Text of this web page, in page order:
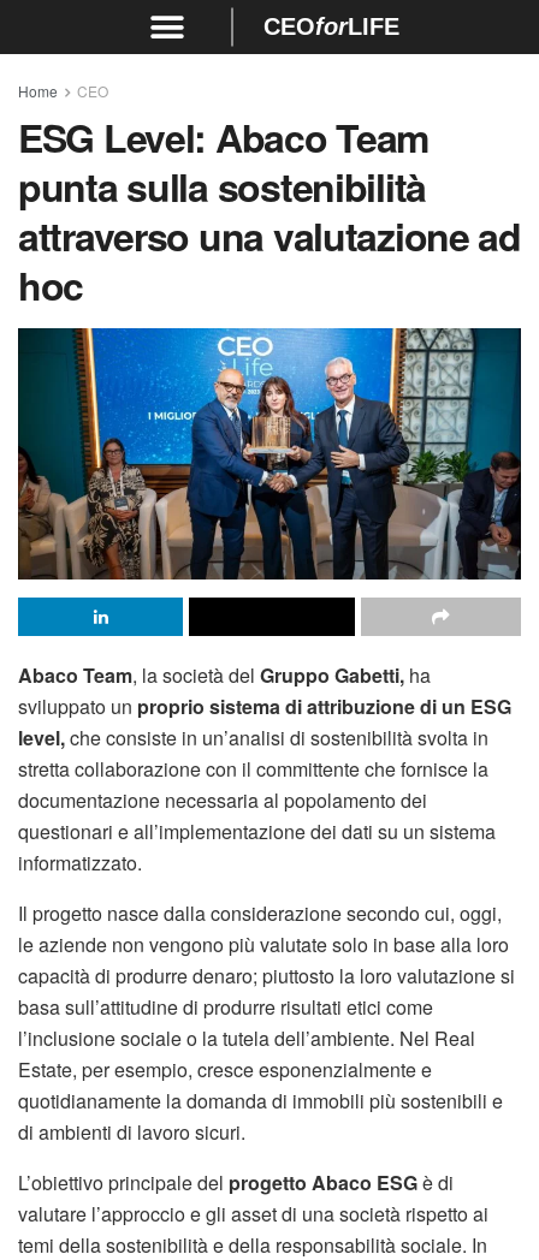
CEOforLIFE
Home CEO
ESG Level: Abaco Team
punta sulla sostenibilità
attraverso una valutazione ad
hoc
Abaco Team, la società del Gruppo Gabetti, ha
sviluppato un proprio sistema di attribuzione di un ESG
level,che consiste in un’analisi di sostenibilità svolta in
stretta collaborazione con il committente che fornisce la
documentazione necessaria al popolamento dei
questionari e all’implementazione dei dati su un sistema
informatizzato.
Il progetto nasce dalla considerazione secondo cui, oggi,
le aziende non vengono più valutate solo in base alla loro
capacità di produrre denaro; piuttosto la loro valutazione si
basa sull’attitudine di produrre risultati etici come
l’inclusione sociale o la tutela dell’ambiente. Nel Real
Estate, per esempio, cresce esponenzialmente e
quotidianamente la domanda di immobili più sostenibili e
di ambienti di lavoro sicuri.
L’obiettivo principale del progetto Abaco ESGè di
valutare l’approccio e gli asset di una società rispetto ai
temi della sostenibilità e della responsabilità sociale. In